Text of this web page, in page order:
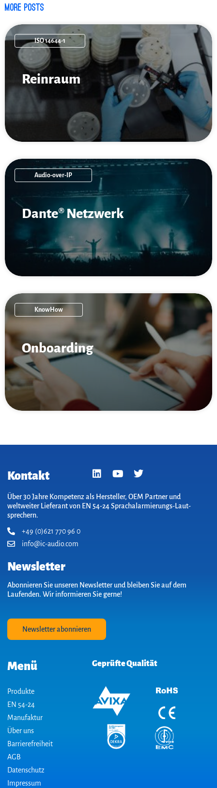
More posts
ISO 14644-1
Reinraum
Audio-over-IP
Dante® Netzwerk
KnowHow
On­boarding
Kontakt
Über 30 Jahre Kompetenz als Hersteller, OEM Partner und
weltweiter Lieferant von EN 54-24 Sprach­alarm­ierungs-Laut­
sprechern.
+49 (0)621 770 96 0
info@ic-audio.com
Newsletter
Abonnieren Sie unseren Newsletter und bleiben Sie auf dem
Laufenden. Wir informieren Sie gerne!
Newsletter abonnieren
Menü
Produkte
EN 54-24
Manufaktur
Über uns
Barrierefreiheit
AGB
Datenschutz
Impressum
Geprüfte Qualität